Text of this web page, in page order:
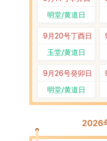
明堂/黄道日
9月20号丁酉日
玉堂/黄道日
9月26号癸卯日
明堂/黄道日
2026